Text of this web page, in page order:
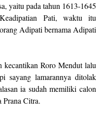
yaitu pada tahun 1613-1645
Pati, waktu itu
Adipati bernama Adipati
Roro Mendut lalu
sayang lamarannya ditolak
ia sudah memiliki calon
Prana Citra.